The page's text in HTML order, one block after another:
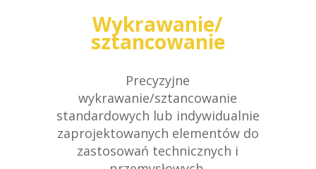
Wykrawanie/
sztancowanie
Precyzyjne
wykrawanie/sztancowanie
standardowych lub indywidualnie
zaprojektowanych elementów do
zastosowań technicznych i